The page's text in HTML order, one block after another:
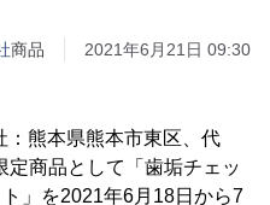
商品 2021年6月21日 09:30
：熊本県熊本市東区、代
商品として「歯垢チェッ
」を2021年6月18日から7